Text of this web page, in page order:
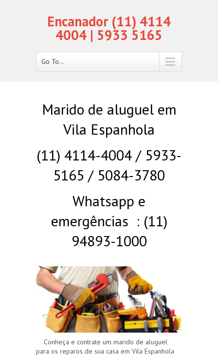
Encanador (11) 4114
4004 | 5933 5165
Go To...
Marido de aluguel em
Vila Espanhola
(11) 4114-4004 / 5933-
5165 / 5084-3780
Whatsapp e
emergências : (11)
94893-1000
Conheça e contrate um marido de aluguel
para os reparos de sua casa em Vila Espanhola